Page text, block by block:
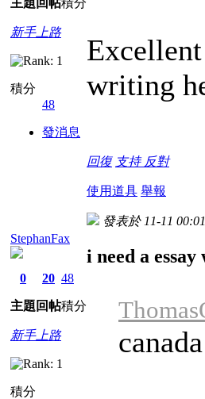
主題 回帖積分
新手上路
積分
48
發消息
writing
回復 支持 反對
使用道具 舉報
StephanFax
0
主題
20
回帖
48
積分
新手上路
積分
發表於 11-11
i need a